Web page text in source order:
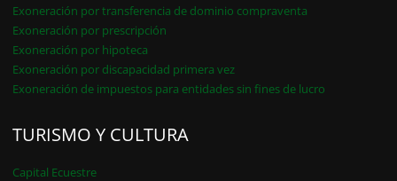
Exoneración por transferencia de dominio compraventa
Exoneración por prescripción
Exoneración por hipoteca
Exoneración por discapacidad primera vez
Exoneración de impuestos para entidades sin fines de lucro
TURISMO Y CULTURA
Capital Ecuestre